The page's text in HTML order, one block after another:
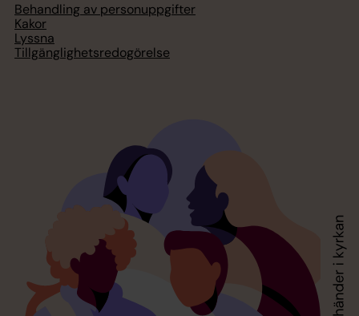
Behandling av personuppgifter
Kakor
Lyssna
Tillgänglighetsredogörelse